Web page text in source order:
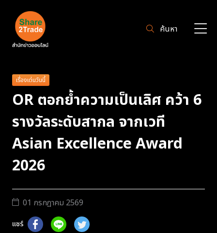
ค้นหา
เรื่องเด่นวันนี้
OR ตอกย้ำความเป็นเลิศ คว้า 6
รางวัลระดับสากล จากเวที
Asian Excellence Award
2026
01 กรกฎาคม 2569
แชร์